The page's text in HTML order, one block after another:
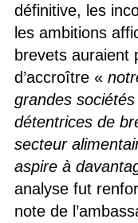
définitive, les
les ambitions
brevets auraient
d’accroître «
grandes
détentrices de
secteur
aspire à
analyse fut
note de